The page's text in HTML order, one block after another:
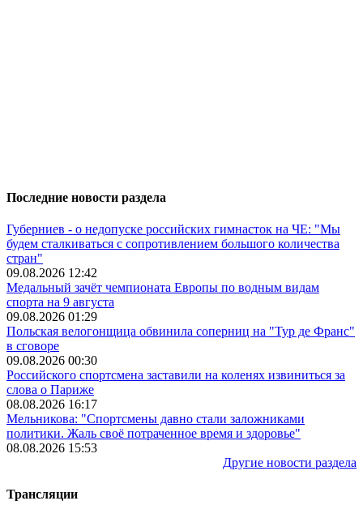
Последние новости раздела
Губерниев - о недопуске российских гимнасток на ЧЕ: "Мы
будем сталкиваться с сопротивлением большого количества
стран"
09.08.2026 12:42
Медальный зачёт чемпионата Европы по водным видам
спорта на 9 августа
09.08.2026 01:29
Польская велогонщица обвинила соперниц на "Тур де Франс"
в сговоре
09.08.2026 00:30
Российского спортсмена заставили на коленях извиниться за
слова о Париже
08.08.2026 16:17
Мельникова: "Спортсмены давно стали заложниками
политики. Жаль своё потраченное время и здоровье"
08.08.2026 15:53
Другие новости раздела
Трансляции